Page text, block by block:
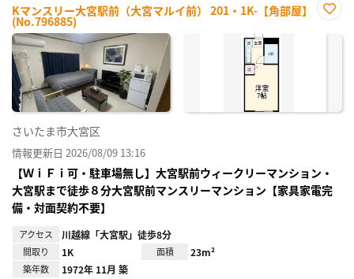
Kマンスリー大宮駅前（大宮マルイ前） 201・1K-【角部屋】
(No.796885)
に入
さいたま市大宮区
情報更新日 2026/08/09 13:16
【ＷｉＦｉ可・駐車場無し】大宮駅前ウィークリーマンション・
大宮駅まで徒歩８分大宮駅前マンスリーマンション【家具家電完
備・対面契約不要】
アクセス 川越線「大宮駅」徒歩8分
間取り 1K 面積 23m²
築年数 1972年 11月 築